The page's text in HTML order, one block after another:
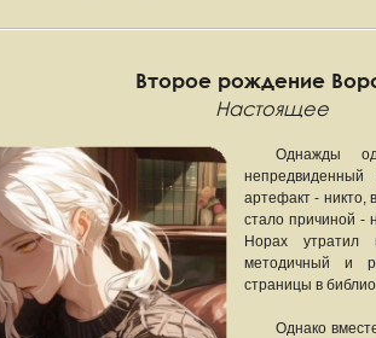
Второе рождение
Настоящее
Однажды
артефакт - никто,
стало причиной -
Норах
методичный и
страницы в
Однако